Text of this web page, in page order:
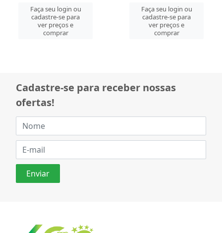
Faça seu login ou
cadastre-se para
ver preços e
comprar
Faça seu login ou
cadastre-se para
ver preços e
comprar
Cadastre-se para receber nossas
ofertas!